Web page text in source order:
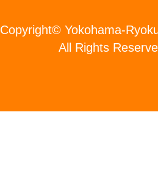
Copyright© Yokohama-
All Rights